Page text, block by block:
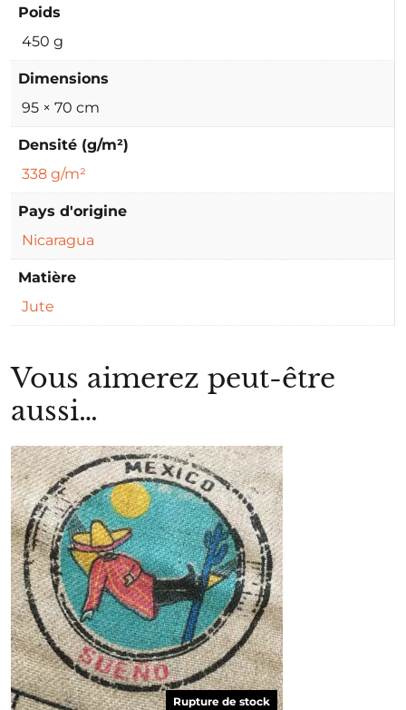
Poids
450 g
Dimensions
95 × 70 cm
Densité (g/m²)
338 g/m²
Pays d'origine
Nicaragua
Matière
Jute
Vous aimerez peut-être
aussi…
Rupture de stock